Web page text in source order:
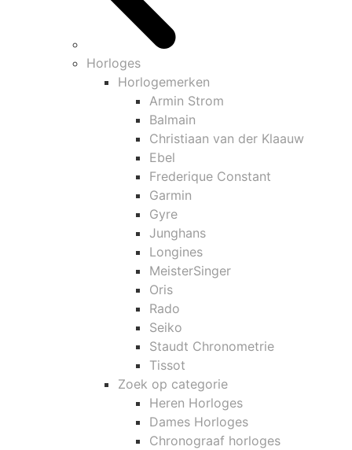
Horloges
Horlogemerken
Armin Strom
Balmain
Christiaan van der Klaauw
Ebel
Frederique Constant
Garmin
Gyre
Junghans
Longines
MeisterSinger
Oris
Rado
Seiko
Staudt Chronometrie
Tissot
Zoek op categorie
Heren Horloges
Dames Horloges
Chronograaf horloges